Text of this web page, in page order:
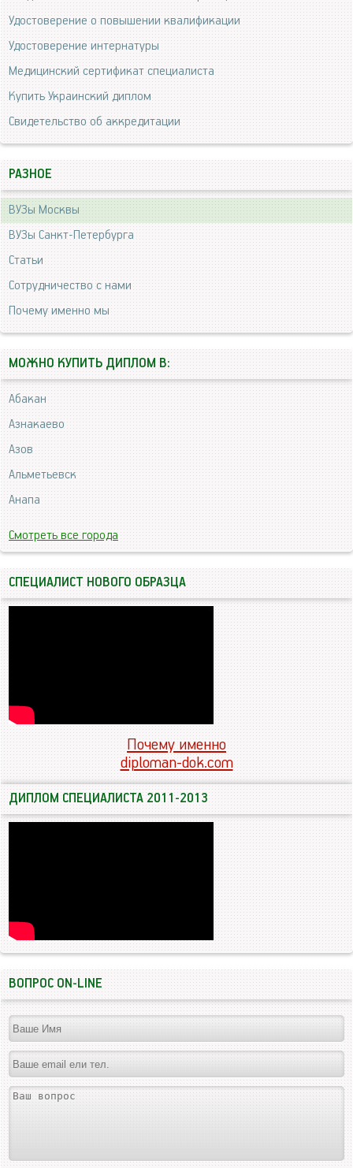
Удостоверение о повышении квалификации
Удостоверение интернатуры
Медицинский сертификат специалиста
Купить Украинский диплом
Свидетельство об аккредитации
РАЗНОЕ
ВУЗы Москвы
ВУЗы Санкт-Петербурга
Статьи
Сотрудничество с нами
Почему именно мы
МОЖНО КУПИТЬ ДИПЛОМ В:
Абакан
Азнакаево
Азов
Альметьевск
Анапа
Смотреть все города
СПЕЦИАЛИСТ НОВОГО ОБРАЗЦА
Почему именно
diploman-dok.com
ДИПЛОМ СПЕЦИАЛИСТА 2011-2013
ВОПРОС ON-LINE